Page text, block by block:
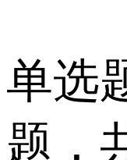
单选
题，